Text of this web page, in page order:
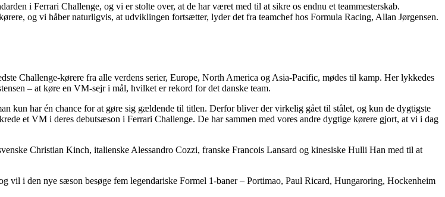
i Ferrari Challenge, og vi er stolte over, at de har været med til at sikre os endnu et teammesterskab.
og vi håber naturligvis, at udviklingen fortsætter, lyder det fra teamchef hos Formula Racing, Allan Jørgensen.
Challenge-kørere fra alle verdens serier, Europe, North America og Asia-Pacific, mødes til kamp. Her lykkedes
– at køre en VM-sejr i mål, hvilket er rekord for det danske team.
kun har én chance for at gøre sig gældende til titlen. Derfor bliver der virkelig gået til stålet, og kun de dygtigste
et VM i deres debutsæson i Ferrari Challenge. De har sammen med vores andre dygtige kørere gjort, at vi i dag
Christian Kinch, italienske Alessandro Cozzi, franske Francois Lansard og kinesiske Hulli Han med til at
vil i den nye sæson besøge fem legendariske Formel 1-baner – Portimao, Paul Ricard, Hungaroring, Hockenheim